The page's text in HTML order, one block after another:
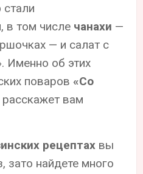
в том числе чанахи —
— и салат с
Именно об этих
поваров «Со
вам
рецептах вы
зато найдете много